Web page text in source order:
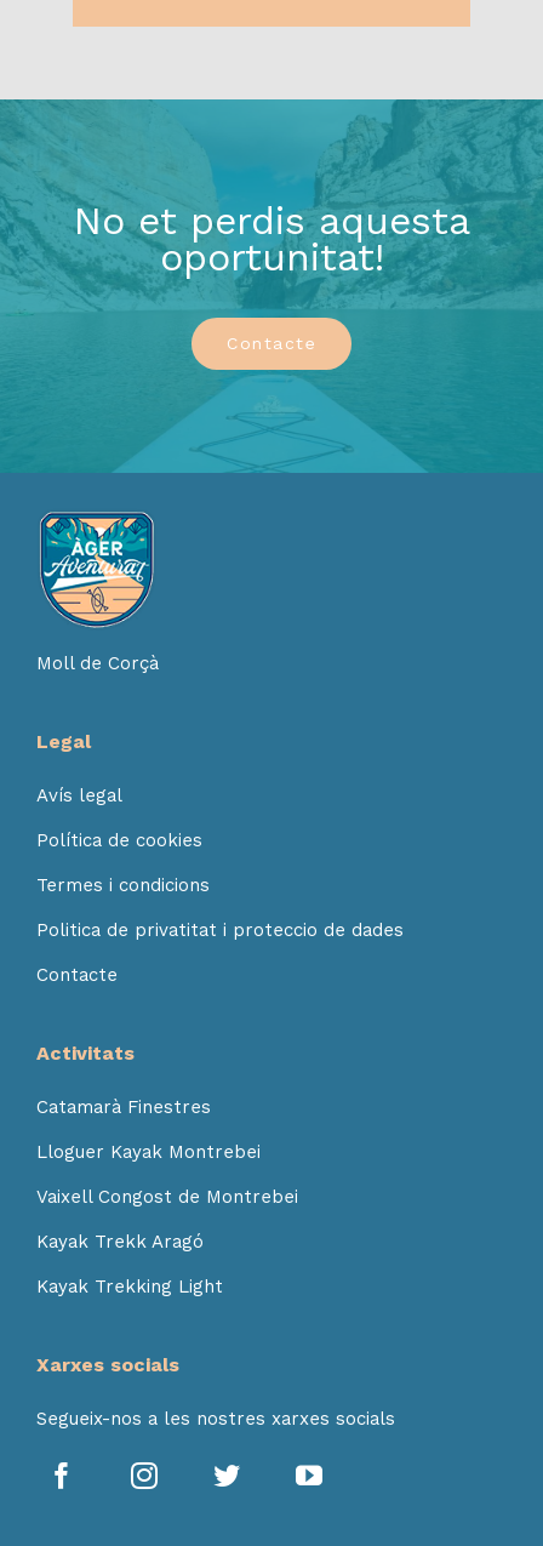
No et perdis aquesta
oportunitat!
Contacte
Moll de Corçà
Legal
Avís legal
Política de cookies
Termes i condicions
Politica de privatitat i proteccio de dades
Contacte
Activitats
Catamarà Finestres
Lloguer Kayak Montrebei
Vaixell Congost de Montrebei
Kayak Trekk Aragó
Kayak Trekking Light
Xarxes socials
Segueix-nos a les nostres xarxes socials